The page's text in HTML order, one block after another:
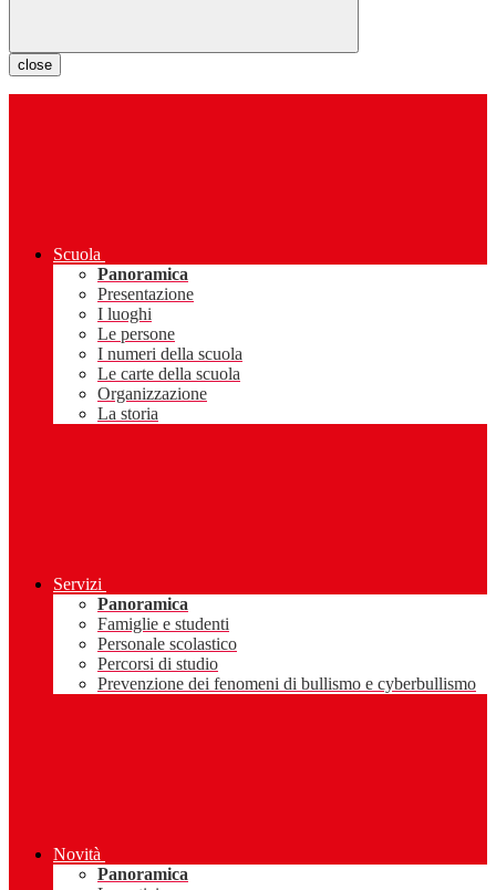
close
Scuola
Panoramica
Presentazione
I luoghi
Le persone
I numeri della scuola
Le carte della scuola
Organizzazione
La storia
Servizi
Panoramica
Famiglie e studenti
Personale scolastico
Percorsi di studio
Prevenzione dei fenomeni di bullismo e cyberbullismo
Novità
Panoramica